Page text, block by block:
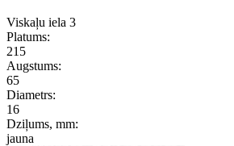
Viskaļu iela 3
Platums:
215
Augstums:
65
Diametrs:
16
Dziļums, mm:
jauna